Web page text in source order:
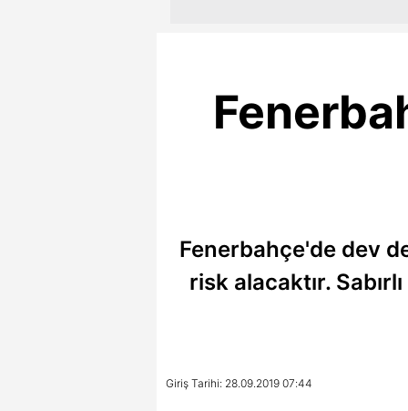
Fenerbahçe'de dev
risk alacaktır.
Giriş Tarihi: 28.09.2019 07:44